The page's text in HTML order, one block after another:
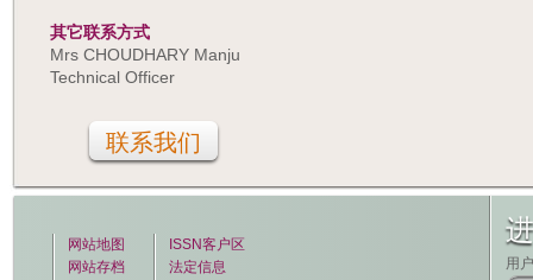
联系我们
其它联系方式
Mrs CHOUDHARY Manju
Technical Officer
网站地图
网站存档
ISSN客户区
法定信息
用